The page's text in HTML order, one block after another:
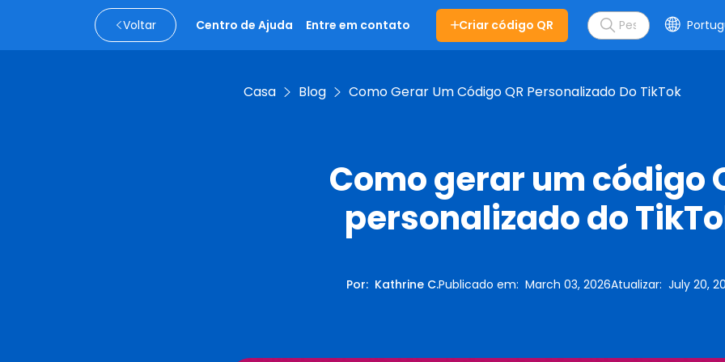
Voltar Centro de Ajuda Entre em contato Criar código QR
Casa Blog Como Gerar Um Código QR Personalizado Do TikTok
Como gerar um código
personalizado do
Por: Kathrine C.Publicado em:March 03, 2026Atualizar:July 20,